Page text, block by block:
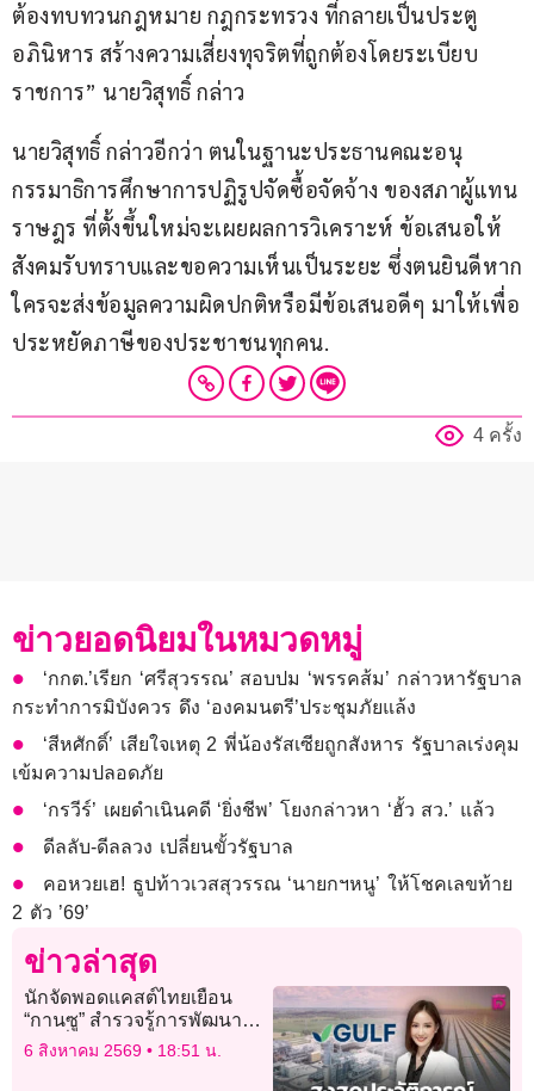
ต้องทบทวนกฎหมาย กฎกระทรวง ที่กลายเป็นประตู
อภินิหาร สร้างความเสี่ยงทุจริตที่ถูกต้องโดยระเบียบ
ราชการ” นายวิสุทธิ์ กล่าว
นายวิสุทธิ์ กล่าวอีกว่า ตนในฐานะประธานคณะอนุ
กรรมาธิการศึกษาการปฏิรูปจัดซื้อจัดจ้าง ของสภาผู้แทน
ราษฎร ที่ตั้งขึ้นใหม่จะเผยผลการวิเคราะห์ ข้อเสนอให้
สังคมรับทราบและขอความเห็นเป็นระยะ ซึ่งตนยินดีหาก
ใครจะส่งข้อมูลความผิดปกติหรือมีข้อเสนอดีๆ มาให้เพื่อ
ประหยัดภาษีของประชาชนทุกคน.
4 ครั้ง
ข่าวยอดนิยมในหมวดหมู่
‘กกต.’เรียก ‘ศรีสุวรรณ’ สอบปม ‘พรรคส้ม’ กล่าวหารัฐบาล
กระทำการมิบังควร ดึง ‘องคมนตรี’ประชุมภัยแล้ง
‘สีหศักดิ์’ เสียใจเหตุ 2 พี่น้องรัสเซียถูกสังหาร รัฐบาลเร่งคุม
เข้มความปลอดภัย
‘กรวีร์’ เผยดำเนินคดี ‘ยิ่งชีพ’ โยงกล่าวหา ‘ฮั้ว สว.’ แล้ว
ดีลลับ-ดีลลวง เปลี่ยนขั้วรัฐบาล
คอหวยเฮ! ธูปท้าวเวสสุวรรณ ‘นายกฯหนู’ ให้โชคเลขท้าย
2 ตัว ’69’
ข่าวล่าสุด
นักจัดพอดแคสต์ไทยเยือน
“กานซู” สำรวจรู้การพัฒนา
ท้องถิ่น
6 สิงหาคม 2569 18:51 น.